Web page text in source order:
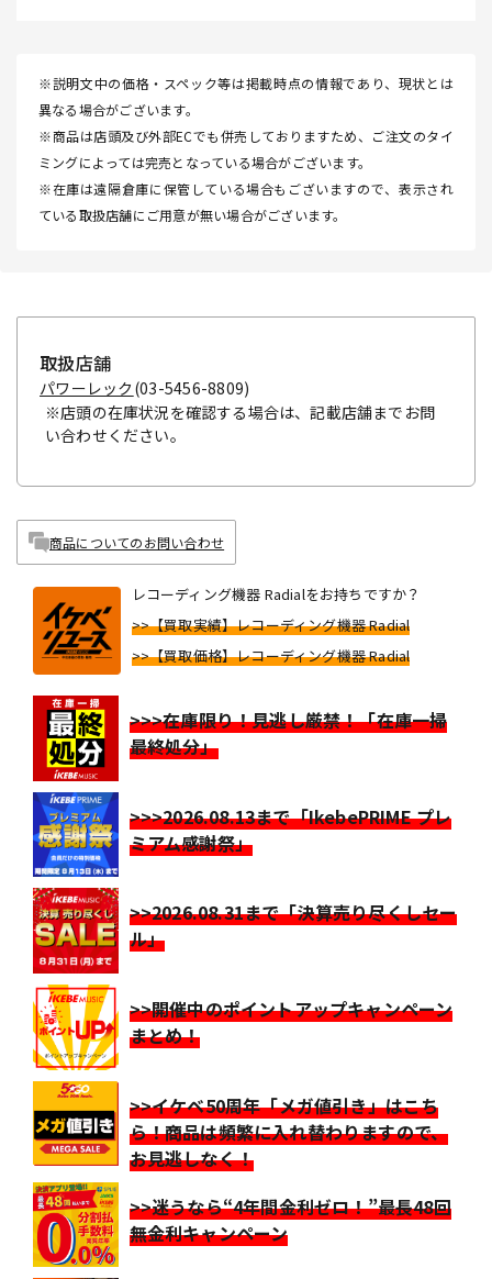
※説明文中の価格・スペック等は掲載時点の情報であり、現状とは
異なる場合がございます。
※商品は店頭及び外部ECでも併売しておりますため、ご注文のタイ
ミングによっては完売となっている場合がございます。
※在庫は遠隔倉庫に保管している場合もございますので、表示され
ている取扱店舗にご用意が無い場合がございます。
取扱店舗
パワーレック (03-5456-8809)
※店頭の在庫状況を確認する場合は、記載店舗までお問
い合わせください。
商品についてのお問い合わせ
レコーディング機器 Radialをお持ちですか？
>>【買取実績】レコーディング機器 Radial
>>【買取価格】レコーディング機器 Radial
>>>在庫限り！見逃し厳禁！「在庫一掃
最終処分」
>>>2026.08.13まで「IkebePRIME プレ
ミアム感謝祭」
>>2026.08.31まで「決算売り尽くしセー
ル」
>>開催中のポイントアップキャンペーン
まとめ！
>>イケベ50周年「メガ値引き」はこち
ら！商品は頻繁に入れ替わりますので、
お見逃しなく！
>>迷うなら“4年間金利ゼロ！”最長48回
無金利キャンペーン